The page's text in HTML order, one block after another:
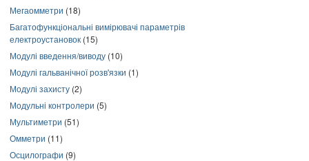
Мегаомметри (18)
Багатофункціональні вимірювачі параметрів
електроустановок (15)
Модулі введення/виводу (10)
Модулі гальванічної розв'язки (1)
Модулі захисту (2)
Модульні контролери (5)
Мультиметри (51)
Омметри (11)
Осцилографи (9)